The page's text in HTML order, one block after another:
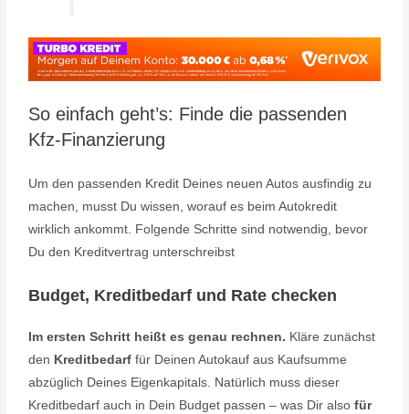
So einfach geht’s: Finde die passenden
Kfz-Finanzierung
Um den passenden Kredit Deines neuen Autos ausfindig zu
machen, musst Du wissen, worauf es beim Autokredit
wirklich ankommt. Folgende Schritte sind notwendig, bevor
Du den Kreditvertrag unterschreibst
Budget, Kreditbedarf und Rate checken
Im ersten Schritt heißt es genau rechnen. Kläre zunächst
den Kreditbedarf für Deinen Autokauf aus Kaufsumme
abzüglich Deines Eigenkapitals. Natürlich muss dieser
Kreditbedarf auch in Dein Budget passen – was Dir alsofür